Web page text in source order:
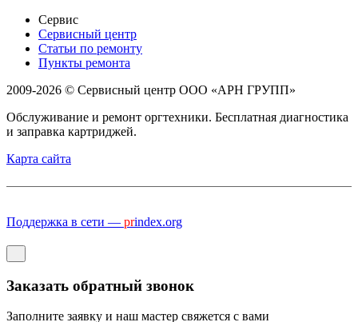
Сервис
Сервисный центр
Статьи по ремонту
Пункты ремонта
2009-2026 © Сервисный центр ООО «АРН ГРУПП»
Обслуживание и ремонт оргтехники. Бесплатная диагностика
и заправка картриджей.
Карта сайта
Поддержка в сети — prindex.org
Заказать обратный звонок
Заполните заявку и наш мастер свяжется с вами